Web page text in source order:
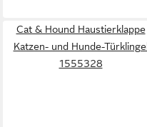
Cat & Hound Haustierklappe
Katzen- und Hunde-Türklingel
1555328